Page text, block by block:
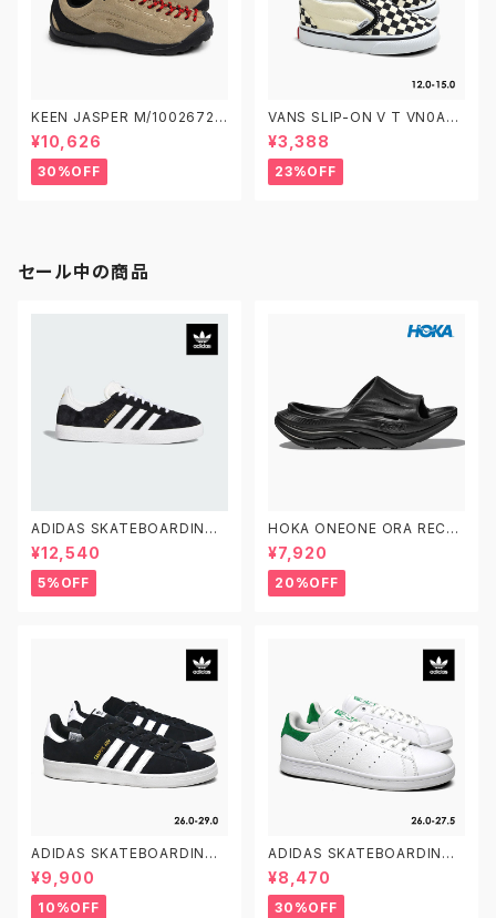
KEEN JASPER M/1002672
W/1004347 キーン ジャスパ
ー アウトドアスニーカー
¥10,626
30%OFF
VANS SLIP-ON V T VN0A3
4885GX CHECKERBOARD
BLACK/WHITE 12.0-15.0 ヴ
ァンズ クラシック スリッポン ベ
ルクロ ベビーシューズ
¥3,388
23%OFF
セール中の商品
ADIDAS SKATEBOARDING
GAZELLE ADV FX6563 23.0
-29.0 アディダス スケートボー
ディング ガゼルADV スエード
黒白
¥12,540
5%OFF
HOKA ONEONE ORA RECO
VERY SLIDE 3 ホカオネオネ
オラ リカバリー スライド 3 109
9675 BDGGR メンズ リカバリ
ーサンダル
¥7,920
20%OFF
ADIDAS SKATEBOARDING
CAMPUS ADV B22716 26.0
-29.0 アディダス スケートボー
ディング キャンパスADV
¥9,900
10%OFF
ADIDAS SKATEBOARDING
STAN SMITH ADV GX9753
26.0-27.5 アディダス スケート
ボーディング スタンスミスADV
¥8,470
30%OFF